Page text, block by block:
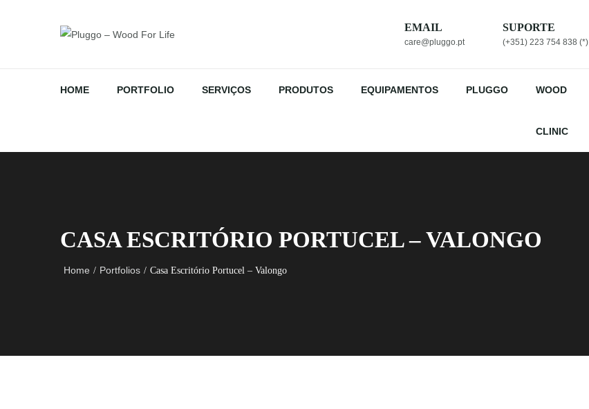
EMAIL
care@pluggo.pt
SUPORTE
(+351) 223 754 838 (*)
HOME PORTFOLIO SERVIÇOS PRODUTOS EQUIPAMENTOS PLUGGO WOOD
CLINIC
CASA ESCRITÓRIO PORTUCEL – VALONGO
Home / Portfolios / Casa Escritório Portucel – Valongo